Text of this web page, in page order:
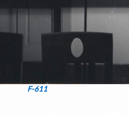
F-611